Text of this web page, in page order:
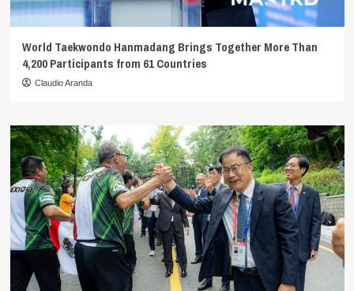
World Taekwondo Hanmadang Brings Together More Than
4,200 Participants from 61 Countries
Claudio Aranda